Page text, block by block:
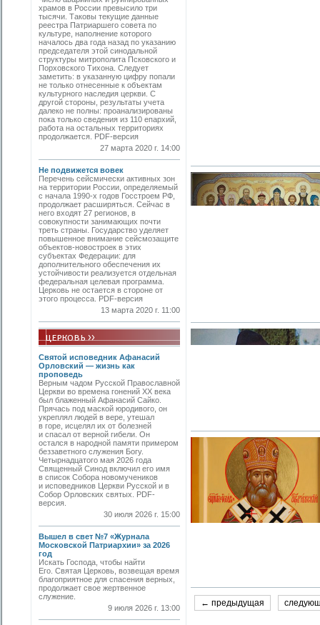
храмов в России превысило три
тысячи. Таковы текущие данные
реестра Патриаршего совета по
культуре, наполнение которого
началось два года назад по указанию
председателя этой синодальной
структуры митрополита Псковского и
Порховского Тихона. Следует
заметить: в указанную цифру попали
не только отнесенные к объектам
культурного наследия церкви. С
другой стороны, результаты учета
далеко не полны: проанализированы
пока только сведения из 110 епархий,
работа на остальных территориях
продолжается. PDF-версия
27 марта 2020 г. 14:00
Не подвижется вовек
Перечень сейсмически активных зон
на территории России, определяемый
с начала 1990-х годов Госстроем РФ,
продолжает расширяться. Сейчас в
него входят 27 регионов, в
совокупности занимающих почти
треть страны. Государство уделяет
повышенное внимание сейсмозащите
объектов-новостроек в этих
субъектах Федерации: для
дополнительного обеспечения их
устойчивости реализуется отдельная
федеральная целевая программа.
Церковь не остается в стороне от
этого процесса. PDF-версия
13 марта 2020 г. 11:00
Святой исповедник Афанасий
Орловский — жизнь как
проповедь
Верным чадом Русской Православной
Церкви во времена гонений XX века
был блаженный Афанасий Сайко.
Прячась под маской юродивого, он
укреплял людей в вере, утешал
в горе, исцелял их от болезней
и спасал от верной гибели. Он
остался в народной памяти примером
беззаветного служения Богу.
Четырнадцатого мая 2026 года
Священный Синод включил его имя
в список Собора новомучеников
и исповедников Церкви Русской и в
Собор Орловских святых. PDF-
версия.
30 июля 2026 г. 15:00
Вышел в свет №7 «Журнала
Московской Патриархии» за 2026
год
Искать Господа, чтобы найти
Его. Святая Церковь, возвещая время
благоприятное для спасения верных,
продолжает свое жертвенное
служение.
9 июля 2026 г. 13:00
← предыдущая